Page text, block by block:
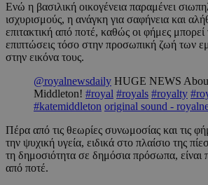
Ενώ η βασιλική οικογένεια παραμένει
ισχυρισμούς, η ανάγκη για σαφήνεια και
επιτακτική από ποτέ, καθώς οι φήμες
επιπτώσεις τόσο στην προσωπική ζωή των
στην εικόνα τους.
@royalnewsdaily HUGE NEWS
Middleton! #royal #royals #royalty
#katemiddleton original sound -
Πέρα από τις θεωρίες συνωμοσίας και τις
την ψυχική υγεία, ειδικά στο πλαίσιο της
τη δημοσιότητα σε δημόσια πρόσωπα, είναι
από ποτέ.